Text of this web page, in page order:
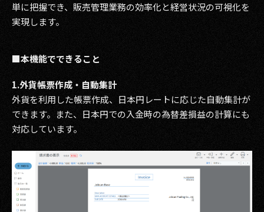
単に把握でき、販売管理業務の効率化と経営状況の可視化を
実現します。
■本機能でできること
1.外貨帳票作成・自動集計
外貨を利用した帳票作成、日本円レートに応じた自動集計が
できます。また、日本円での入金時の為替差損益の計算にも
対応しています。